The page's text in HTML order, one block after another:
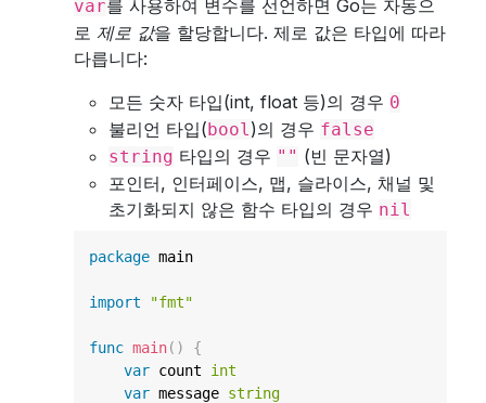
var를 사용하여 변수를 선언하면 Go는 자동으
로 제로 값을 할당합니다. 제로 값은 타입에 따라
다릅니다:
모든 숫자 타입(int, float 등)의 경우 0
불리언 타입(bool)의 경우 false
string 타입의 경우 "" (빈 문자열)
포인터, 인터페이스, 맵, 슬라이스, 채널 및
초기화되지 않은 함수 타입의 경우 nil
package main
import "fmt"
func main( )
{
var count int
var message string